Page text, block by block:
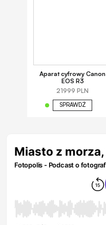
Aparat cyfrowy Canon
EOS R3
21999 PLN
SPRAWDŹ